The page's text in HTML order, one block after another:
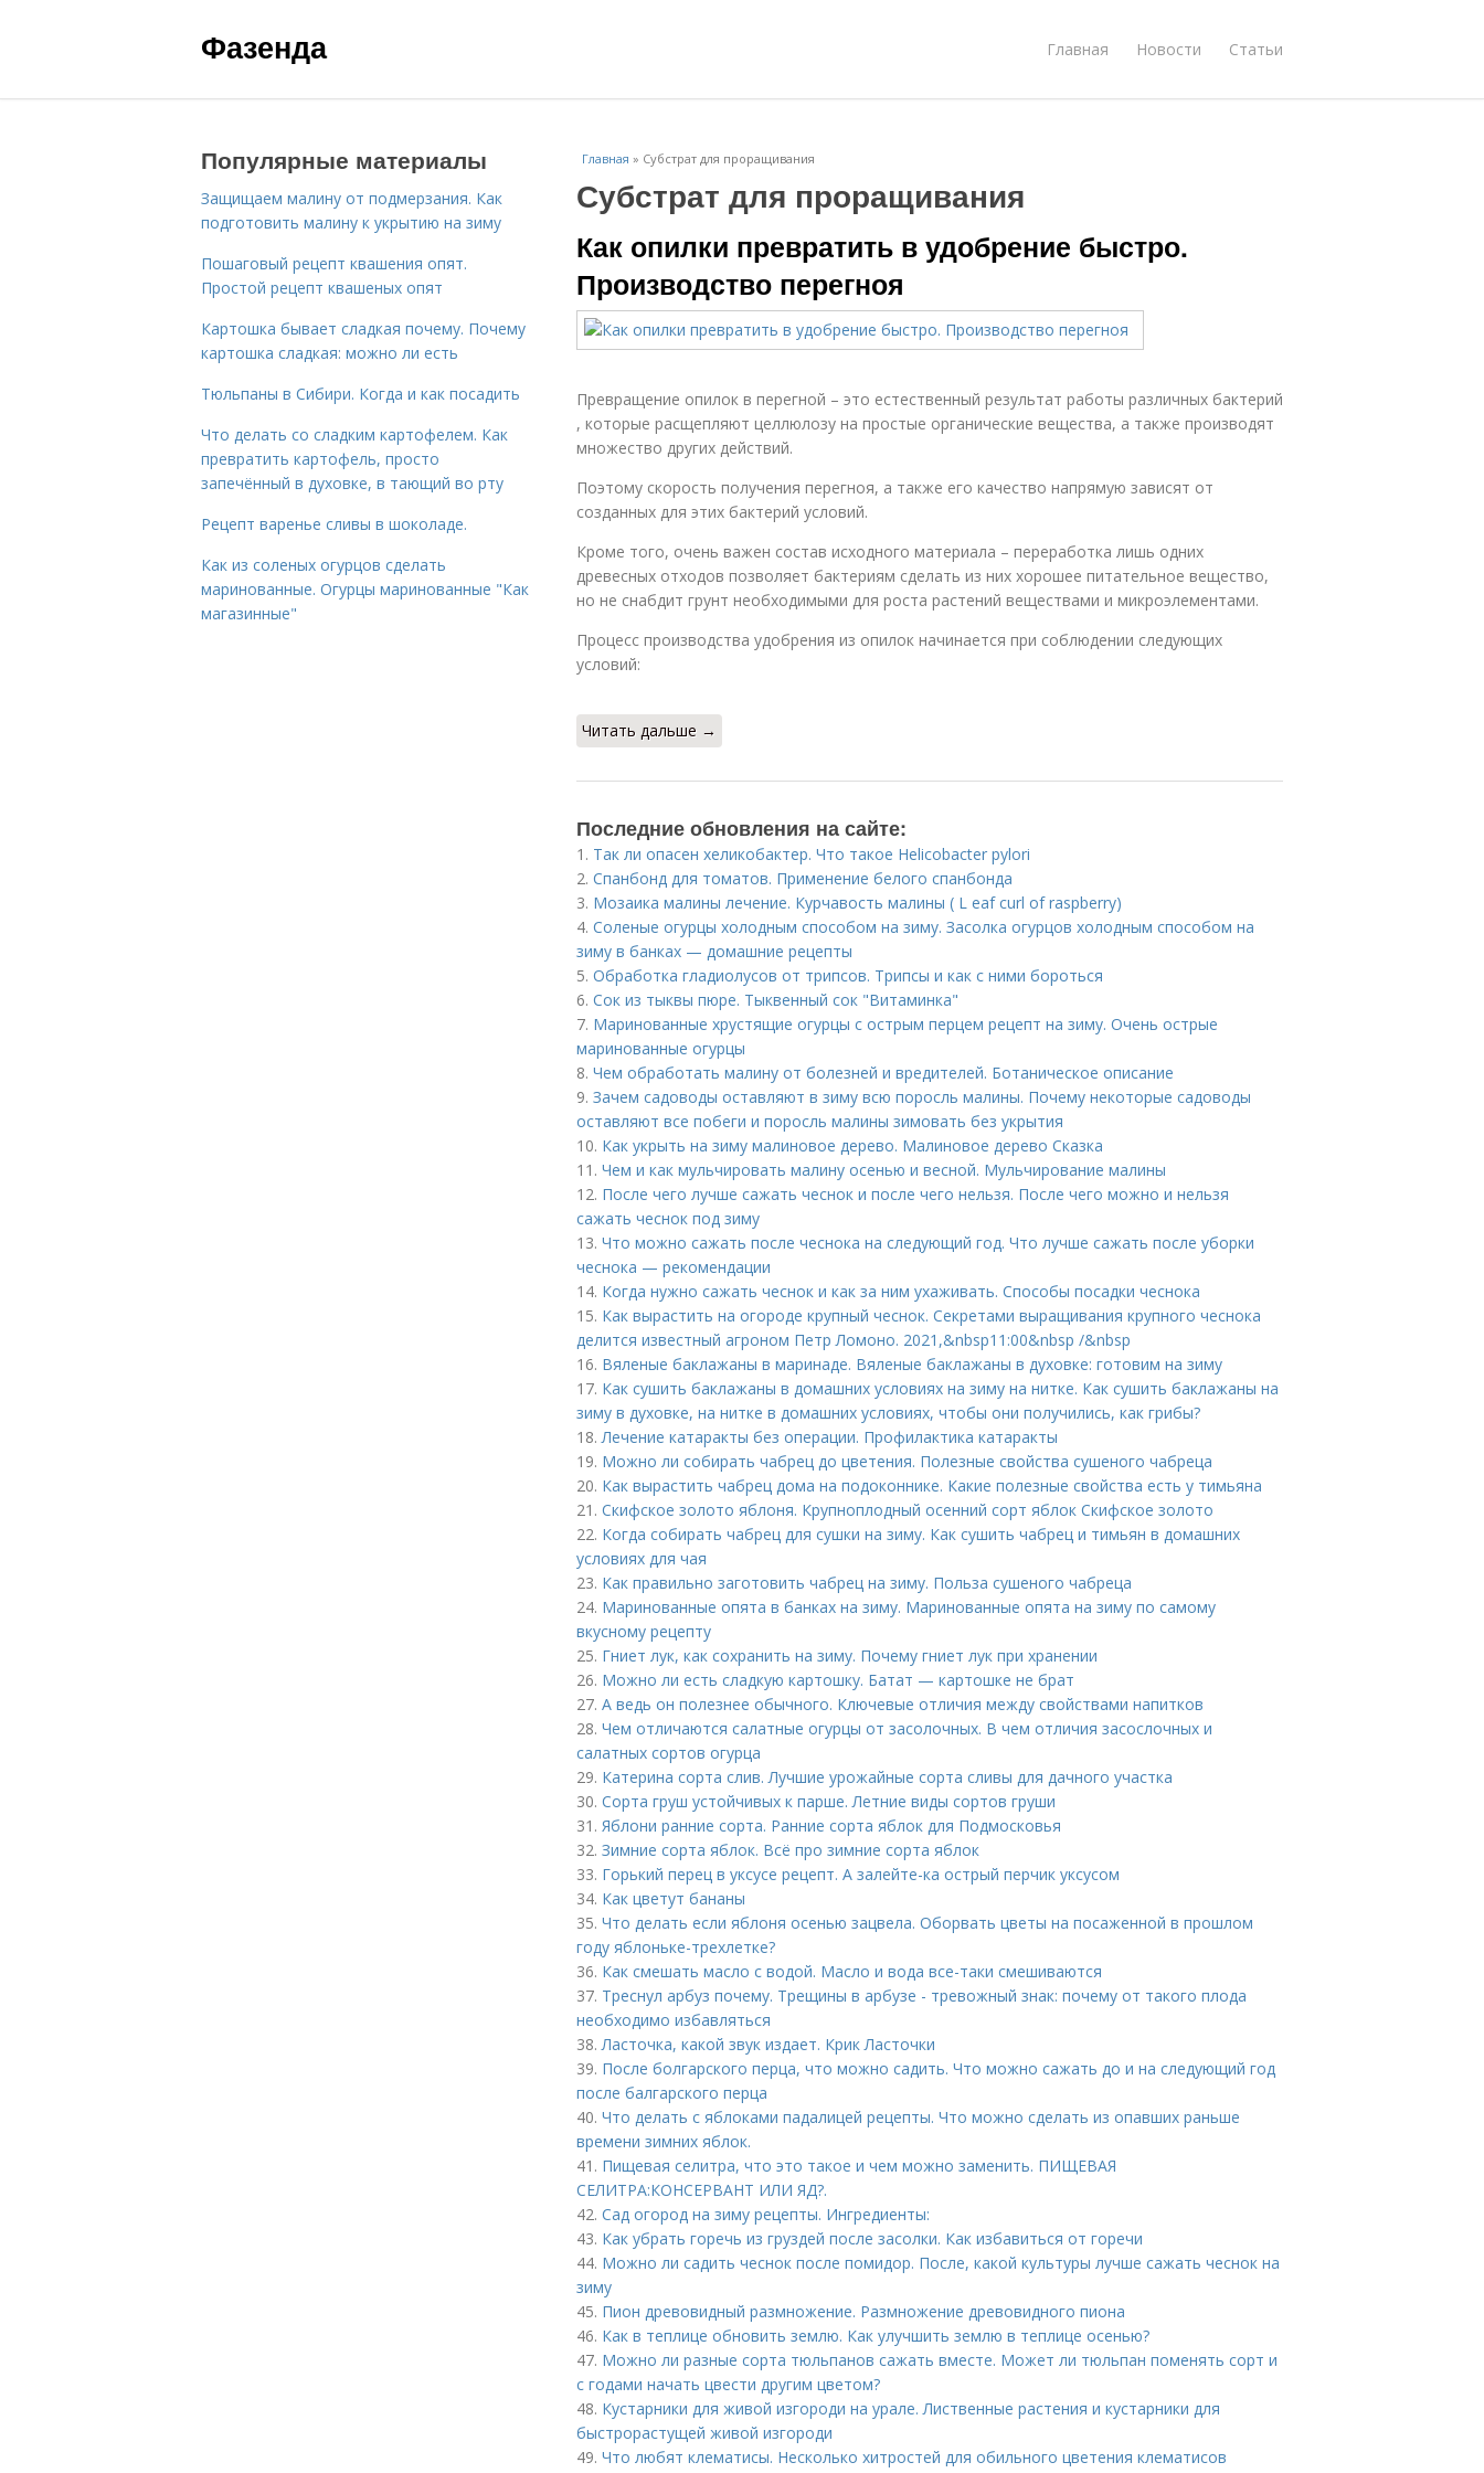
Фазенда Главная Новости Статьи
Главная » Субстрат для проращивания
Субстрат для проращивания
Как опилки превратить в удобрение быстро.
Производство перегноя
Превращение опилок в перегной – это естественный результат работы различных бактерий
, которые расщепляют целлюлозу на простые органические вещества, а также производят
множество других действий.
Поэтому скорость получения перегноя, а также его качество напрямую зависят от
созданных для этих бактерий условий.
Кроме того, очень важен состав исходного материала – переработка лишь одних
древесных отходов позволяет бактериям сделать из них хорошее питательное вещество,
но не снабдит грунт необходимыми для роста растений веществами и микроэлементами.
Процесс производства удобрения из опилок начинается при соблюдении следующих
условий:
Читать дальше →
Последние обновления на сайте:
1. Так ли опасен хеликобактер. Что такое Helicobacter pylori
2. Спанбонд для томатов. Применение белого спанбонда
3. Мозаика малины лечение. Курчавость малины ( L eaf curl of raspberry)
4. Соленые огурцы холодным способом на зиму. Засолка огурцов холодным способом на
зиму в банках — домашние рецепты
5. Обработка гладиолусов от трипсов. Трипсы и как с ними бороться
6. Сок из тыквы пюре. Тыквенный сок "Витаминка"
7. Маринованные хрустящие огурцы с острым перцем рецепт на зиму. Очень острые
маринованные огурцы
8. Чем обработать малину от болезней и вредителей. Ботаническое описание
9. Зачем садоводы оставляют в зиму всю поросль малины. Почему некоторые садоводы
оставляют все побеги и поросль малины зимовать без укрытия
10. Как укрыть на зиму малиновое дерево. Малиновое дерево Сказка
11. Чем и как мульчировать малину осенью и весной. Мульчирование малины
12. После чего лучше сажать чеснок и после чего нельзя. После чего можно и нельзя
сажать чеснок под зиму
13. Что можно сажать после чеснока на следующий год. Что лучше сажать после уборки
чеснока — рекомендации
14. Когда нужно сажать чеснок и как за ним ухаживать. Способы посадки чеснока
15. Как вырастить на огороде крупный чеснок. Секретами выращивания крупного чеснока
делится известный агроном Петр Ломоно. 2021,&nbsp11:00&nbsp /&nbsp
16. Вяленые баклажаны в маринаде. Вяленые баклажаны в духовке: готовим на зиму
17. Как сушить баклажаны в домашних условиях на зиму на нитке. Как сушить баклажаны на
зиму в духовке, на нитке в домашних условиях, чтобы они получились, как грибы?
18.Лечение катаракты без операции. Профилактика катаракты
19. Можно ли собирать чабрец до цветения. Полезные свойства сушеного чабреца
20. Как вырастить чабрец дома на подоконнике. Какие полезные свойства есть у тимьяна
21. Скифское золото яблоня. Крупноплодный осенний сорт яблок Скифское золото
22. Когда собирать чабрец для сушки на зиму. Как сушить чабрец и тимьян в домашних
условиях для чая
23. Как правильно заготовить чабрец на зиму. Польза сушеного чабреца
24. Маринованные опята в банках на зиму. Маринованные опята на зиму по самому
вкусному рецепту
25. Гниет лук, как сохранить на зиму. Почему гниет лук при хранении
26. Можно ли есть сладкую картошку. Батат — картошке не брат
27. А ведь он полезнее обычного. Ключевые отличия между свойствами напитков
28. Чем отличаются салатные огурцы от засолочных. В чем отличия засослочных и
салатных сортов огурца
29. Катерина сорта слив. Лучшие урожайные сорта сливы для дачного участка
30. Сорта груш устойчивых к парше. Летние виды сортов груши
31. Яблони ранние сорта. Ранние сорта яблок для Подмосковья
32. Зимние сорта яблок. Всё про зимние сорта яблок
33. Горький перец в уксусе рецепт. А залейте-ка острый перчик уксусом
34. Как цветут бананы
35. Что делать если яблоня осенью зацвела. Оборвать цветы на посаженной в прошлом
году яблоньке-трехлетке?
36. Как смешать масло с водой. Масло и вода все-таки смешиваются
37. Треснул арбуз почему. Трещины в арбузе - тревожный знак: почему от такого плода
необходимо избавляться
38.Ласточка, какой звук издает. Крик Ласточки
39. После болгарского перца, что можно садить. Что можно сажать до и на следующий год
после балгарского перца
40. Что делать с яблоками падалицей рецепты. Что можно сделать из опавших раньше
времени зимних яблок.
41. Пищевая селитра, что это такое и чем можно заменить. ПИЩЕВАЯ
СЕЛИТРА:КОНСЕРВАНТ ИЛИ ЯД?.
42. Сад огород на зиму рецепты. Ингредиенты:
43. Как убрать горечь из груздей после засолки. Как избавиться от горечи
44. Можно ли садить чеснок после помидор. После, какой культуры лучше сажать чеснок на
зиму
45. Пион древовидный размножение. Размножение древовидного пиона
46. Как в теплице обновить землю. Как улучшить землю в теплице осенью?
47. Можно ли разные сорта тюльпанов сажать вместе. Может ли тюльпан поменять сорт и
с годами начать цвести другим цветом?
48. Кустарники для живой изгороди на урале. Лиственные растения и кустарники для
быстрорастущей живой изгороди
49. Что любят клематисы. Несколько хитростей для обильного цветения клематисов
Популярные материалы
Защищаем малину от подмерзания. Как
подготовить малину к укрытию на зиму
Пошаговый рецепт квашения опят.
Простой рецепт квашеных опят
Картошка бывает сладкая почему. Почему
картошка сладкая: можно ли есть
Тюльпаны в Сибири. Когда и как посадить
Что делать со сладким картофелем. Как
превратить картофель, просто
запечённый в духовке, в тающий во рту
Рецепт варенье сливы в шоколаде.
Как из соленых огурцов сделать
маринованные. Огурцы маринованные "Как
магазинные"